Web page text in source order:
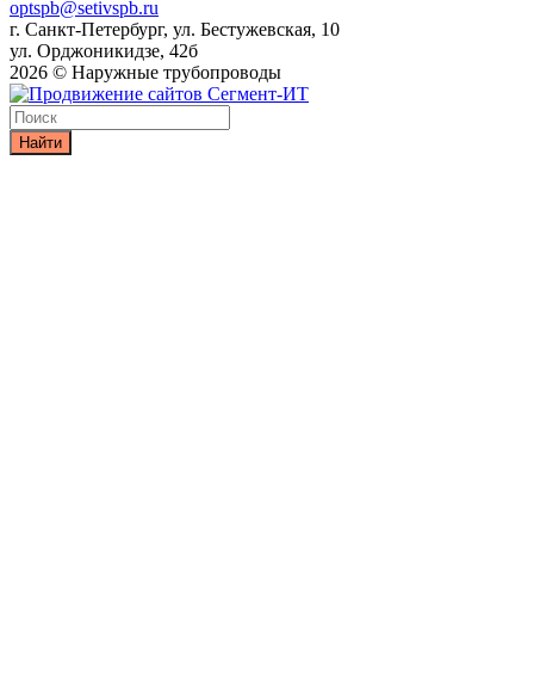
optspb@setivspb.ru
г. Санкт-Петербург, ул. Бестужевская, 10
ул. Орджоникидзе, 42б
2026 © Наружные трубопроводы
Найти